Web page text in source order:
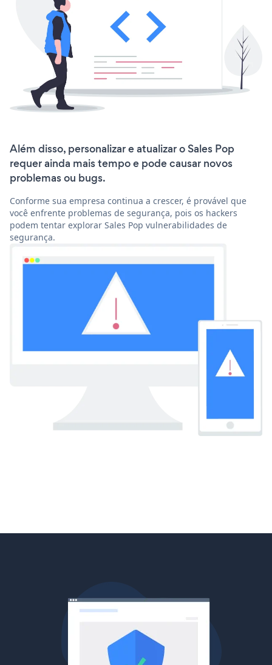
Além disso, personalizar e atualizar o Sales Pop
requer ainda mais tempo e pode causar novos
problemas ou bugs.
Conforme sua empresa continua a crescer, é provável que
você enfrente problemas de segurança, pois os hackers
podem tentar explorar Sales Pop vulnerabilidades de
segurança.